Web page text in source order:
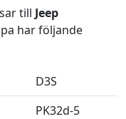
till Jeep
har följande
D3S
PK32d-5